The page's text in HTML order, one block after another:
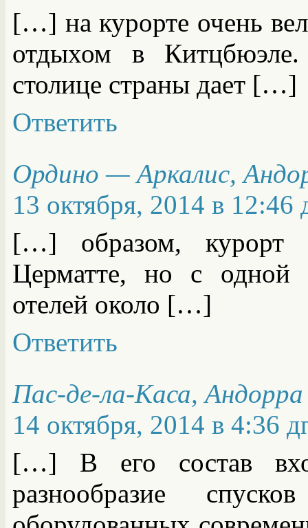
[…] на курорте очень
отдыхом в
столице страны дает […]
Ответить
Ордино — Аркалис,
13 октября, 2014 в 12:46
[…] образом, курорт
Церматте, но с одной
отелей около […]
Ответить
Пас-де-ла-Каса,
14 октября, 2014 в 4:36
[…] В его состав
разнообразие